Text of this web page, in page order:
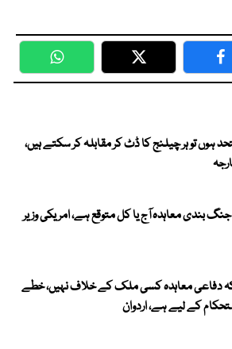
WhatsApp Twitter
ہوں تو ہر چیلنج کا ڈٹ کر مقابلہ کر سکتے ہیں،
جنگ بندی معاہدہ آج یا کل متوقع ہے، امریکی وزیر
دفاعی معاہدہ کسی ملک کے خلاف نہیں، خطے
کے لیے ہے، اردوان